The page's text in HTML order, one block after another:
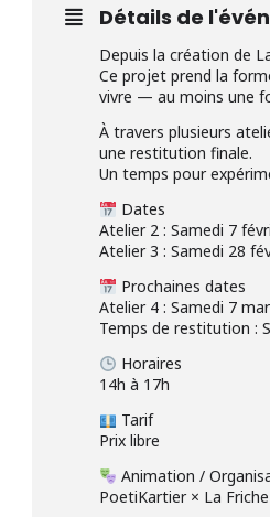
Détails de
Depuis la création de
Ce projet prend la
vivre — au moins une
À travers plusieurs
une restitution finale.
Un temps pour
Dates
Atelier 2 : Samedi 7
Atelier 3 : Samedi 28
Prochaines dates
Atelier 4 : Samedi 7
Temps de restitution :
Horaires
14h à 17h
Tarif
Prix libre
Animation /
PoetiKartier × La